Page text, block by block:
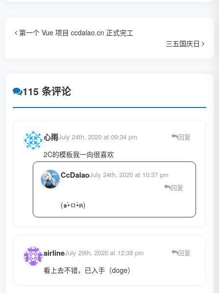
第一个 Vue 项目 ccdalao.cn 正式完工
三五国庆日
115 条评论
心雨July 24th, 2020 at 09:34 pm 回复
2C的模板我一向很喜欢
CcDalaoJuly 24th, 2020 at 10:37 pm
回复
(๑•̀ㅁ•́ฅ)
airlineJuly 29th, 2020 at 12:38 pm 回复
看上去不错，已入手（doge）